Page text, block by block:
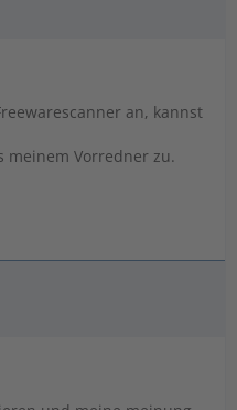
an, kannst
Vorredner zu.